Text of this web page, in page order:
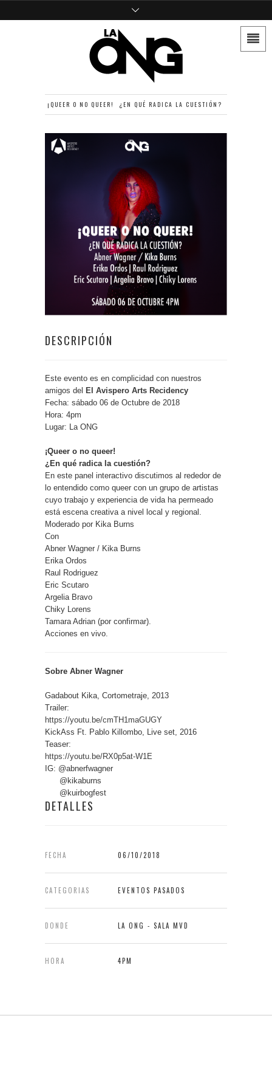
¡QUEER O NO QUEER! ¿EN QUÉ RADICA LA CUESTIÓN?
DESCRIPCIÓN
Este evento es en complicidad con nuestros
amigos del El Avispero Arts Recidency
Fecha: sábado 06 de Octubre de 2018
Hora: 4pm
Lugar: La ONG
¡Queer o no queer!
¿En qué radica la cuestión?
En este panel interactivo discutimos al rededor de
lo entendido como queer con un grupo de artistas
cuyo trabajo y experiencia de vida ha permeado
está escena creativa a nivel local y regional.
Moderado por Kika Burns
Con
Abner Wagner / Kika Burns
Erika Ordos
Raul Rodriguez
Eric Scutaro
Argelia Bravo
Chiky Lorens
Tamara Adrian (por confirmar).
Acciones en vivo.
Sobre Abner Wagner
Gadabout Kika, Cortometraje, 2013
Trailer:
https://youtu.be/cmTH1maGUGY
KickAss Ft. Pablo Killombo, Live set, 2016
Teaser:
https://youtu.be/RX0p5at-W1E
IG: @abnerfwagner
@kikaburns
@kuirbogfest
DETALLES
FECHA 06/10/2018
CATEGORIAS EVENTOS PASADOS
DONDE LA ONG - SALA MVD
HORA 4PM